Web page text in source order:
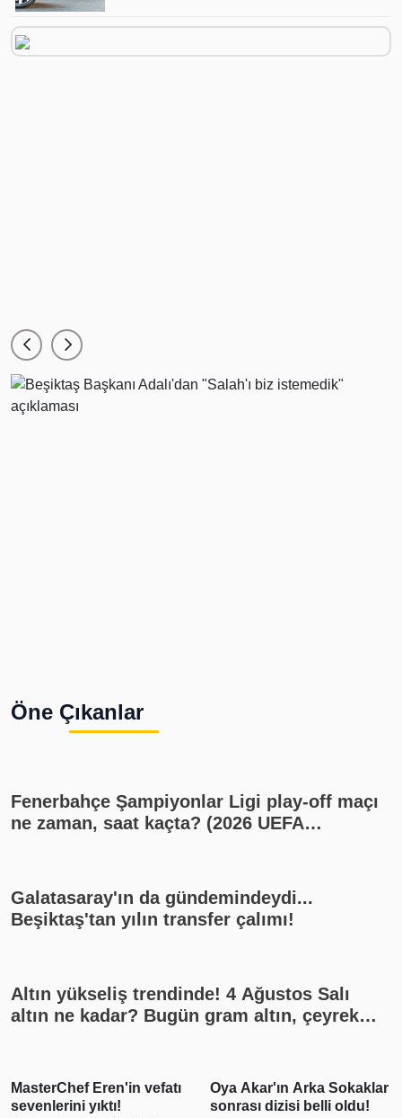
Öne Çıkanlar
Fenerbahçe Şampiyonlar Ligi play-off maçı
ne zaman, saat kaçta? (2026 UEFA
11'i)
Galatasaray'ın da gündemindeydi...
Beşiktaş'tan yılın transfer çalımı!
Altın yükseliş trendinde! 4 Ağustos Salı
altın ne kadar? Bugün gram altın, çeyrek
rakamları, canlı takip
Oya Akar'ın Arka Sokaklar
sonrası dizisi belli oldu!
"Pişmanım bir daha
kullanmayacağım"